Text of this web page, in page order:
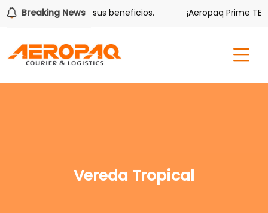
Breaking News
también tiene sus beneficios. ¡Aeropaq Prime TE
Vereda Tropical